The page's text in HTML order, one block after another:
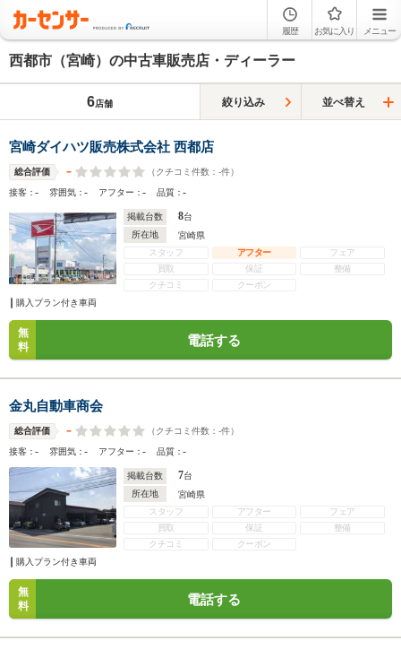
履歴 お気に入り メニュー
西都市（宮崎）の中古車販売店・ディーラー
6店舗 絞り込み 並べ替え
宮崎ダイハツ販売株式会社 西都店
総合評価 - （クチコミ件数： -件）
接客：- 雰囲気：- アフター：- 品質：-
掲載台数 8台
所在地
宮崎県
スタッフ
アフター
フェア
買取
保証
整備
クチコミ
クーポン
購入プラン付き車両
無
料
電話する
金丸自動車商会
総合評価 - （クチコミ件数： -件）
接客：- 雰囲気：- アフター：- 品質：-
掲載台数 7台
所在地
宮崎県
スタッフ
アフター
フェア
買取
保証
整備
クチコミ
クーポン
購入プラン付き車両
無
料
電話する